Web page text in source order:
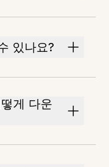
있나요?
게 다운